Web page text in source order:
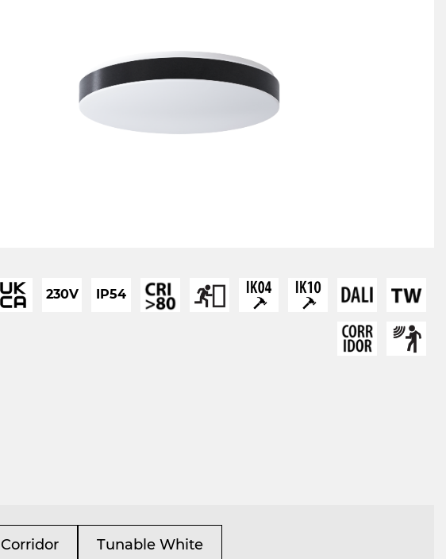
230V IP54
Corridor Tunable White